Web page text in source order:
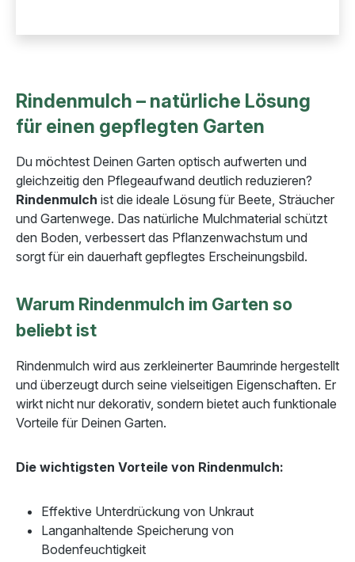
Rindenmulch – natürliche Lösung
für einen gepflegten Garten
Du möchtest Deinen Garten optisch aufwerten und
gleichzeitig den Pflegeaufwand deutlich reduzieren?
Rindenmulch ist die ideale Lösung für Beete, Sträucher
und Gartenwege. Das natürliche Mulchmaterial schützt
den Boden, verbessert das Pflanzenwachstum und
sorgt für ein dauerhaft gepflegtes Erscheinungsbild.
Warum Rindenmulch im Garten so
beliebt ist
Rindenmulch wird aus zerkleinerter Baumrinde hergestellt
und überzeugt durch seine vielseitigen Eigenschaften. Er
wirkt nicht nur dekorativ, sondern bietet auch funktionale
Vorteile für Deinen Garten.
Die wichtigsten Vorteile von Rindenmulch:
Effektive Unterdrückung von Unkraut
Langanhaltende Speicherung von
Bodenfeuchtigkeit